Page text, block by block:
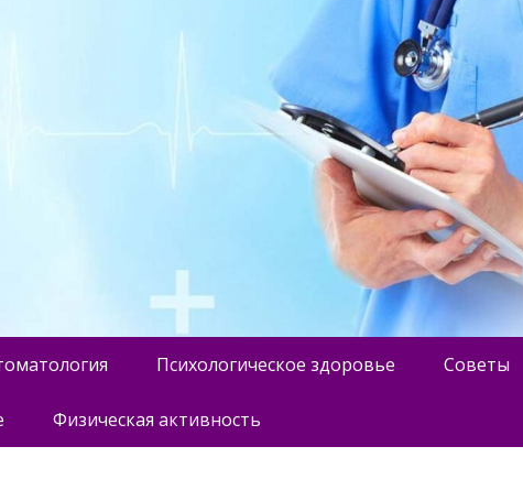
Психологическое здоровье Советы
Физическая активность